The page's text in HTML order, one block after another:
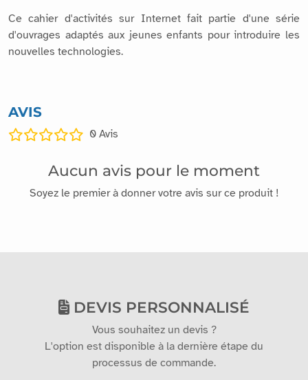
Ce cahier d'activités sur Internet fait partie d'une série
d'ouvrages adaptés aux jeunes enfants pour introduire les
nouvelles technologies.
AVIS
0 Avis
Aucun avis pour le moment
Soyez le premier à donner votre avis sur ce produit !
DEVIS PERSONNALISÉ
Vous souhaitez un devis ?
L'option est disponible à la dernière étape du
processus de commande.